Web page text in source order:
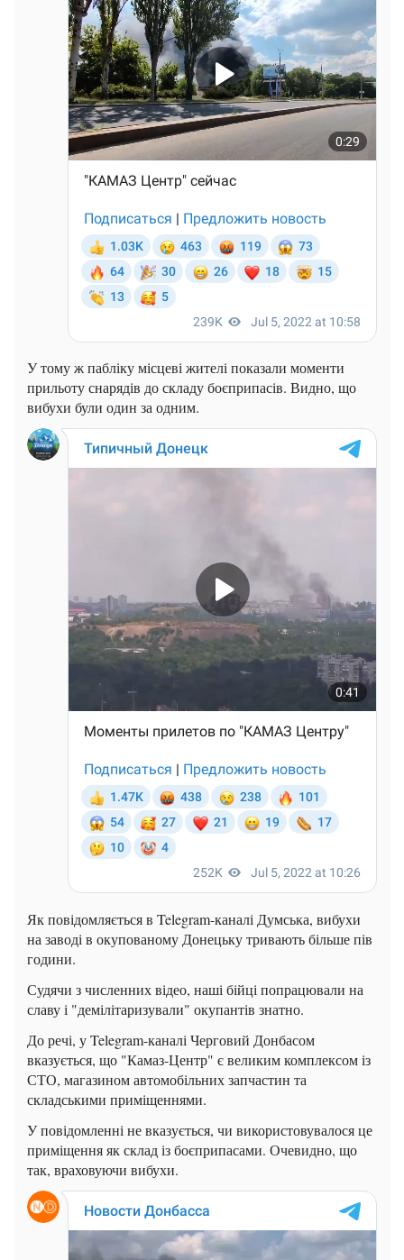
У тому ж пабліку місцеві жителі показали моменти
прильоту снарядів до складу боєприпасів. Видно, що
вибухи були один за одним.
Як повідомляється в Telegram-каналі Думська, вибухи
на заводі в окупованому Донецьку тривають більше пів
години.
Судячи з численних відео, наші бійці попрацювали на
славу і "демілітаризували" окупантів знатно.
До речі, у Telegram-каналі Черговий Донбасом
вказується, що "Камаз-Центр" є великим комплексом із
СТО, магазином автомобільних запчастин та
складськими приміщеннями.
У повідомленні не вказується, чи використовувалося це
приміщення як склад із боєприпасами. Очевидно, що
так, враховуючи вибухи.